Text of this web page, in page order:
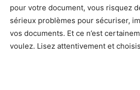
pour votre document, vous risquez
sérieux problèmes pour sécuriser,
vos documents. Et ce n’est
voulez. Lisez attentivement et